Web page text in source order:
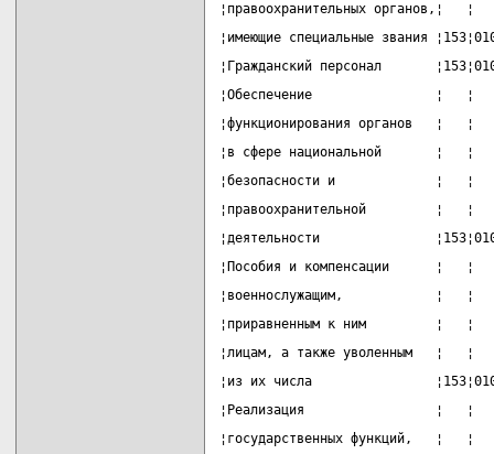
¦правоохранительных
¦имеющие специальные звания
¦Гражданский персонал
¦Обеспечение                ¦
¦функционирования органов
¦в сфере национальной
¦безопасности и             ¦
¦правоохранительной
¦деятельности
¦Пособия и компенсации
¦военнослужащим,            ¦
¦приравненным к ним
¦лицам, а также уволенным
¦из их числа
¦Реализация                 ¦
¦государственных функций,